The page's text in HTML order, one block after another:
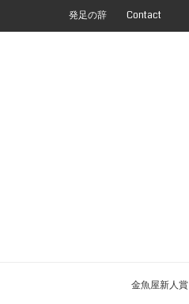
発足の辞 Contact
金魚屋新人賞